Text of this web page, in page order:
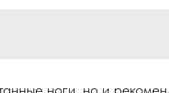
ноги, но и